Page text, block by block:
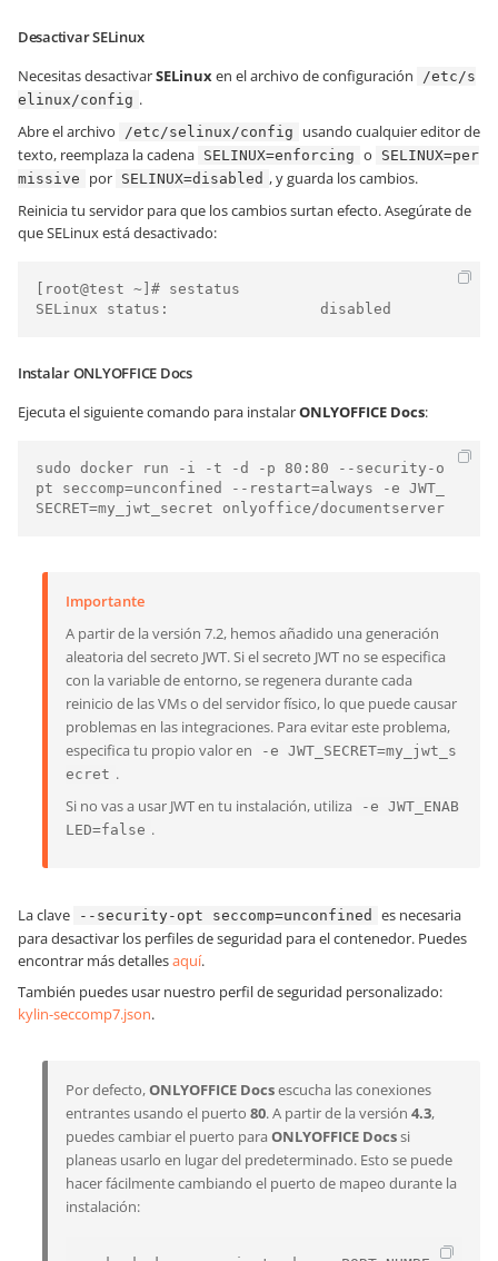
Desactivar SELinux
Necesitas desactivarSELinuxen el archivo de configuración
/etc/s
elinux/config .
Abre el archivo
/etc/selinux/config
usando cualquier editor de
texto, reemplaza la cadena SELINUX=enforcing o
SELINUX=per
missive
por SELINUX=disabled , y guarda los cambios.
Reinicia tu servidor para que los cambios surtan efecto. Asegúrate de
que SELinux está desactivado:
[root@test ~]# sestatus
Instalar ONLYOFFICE Docs
Ejecuta el siguiente comando para instalarONLYOFFICE Docs:
sudo docker run -i -t -d -p 80:80 --security-o
pt seccomp=unconfined --restart=always -e JWT_
Importante
A partir de la versión 7.2, hemos añadido una generación
aleatoria del secreto JWT. Si el secreto JWT no se especifica
con la variable de entorno, se regenera durante cada
reinicio de las VMs o del servidor físico, lo que puede causar
problemas en las integraciones. Para evitar este problema,
especifica tu propio valor en
-e JWT_SECRET=my_jwt_s
ecret .
Si no vas a usar JWT en tu instalación, utiliza
-e JWT_ENAB
LED=false .
La clave --security-opt seccomp=unconfined
es necesaria
para desactivar los perfiles de seguridad para el contenedor. Puedes
encontrar más detallesaquí.
También puedes usar nuestro perfil de seguridad personalizado:
kylin-seccomp7.json.
Por defecto,ONLYOFFICE Docsescucha las conexiones
entrantes usando el puerto 80. A partir de la versión 4.3,
puedes cambiar el puerto para ONLYOFFICE Docssi
planeas usarlo en lugar del predeterminado. Esto se puede
hacer fácilmente cambiando el puerto de mapeo durante la
instalación: